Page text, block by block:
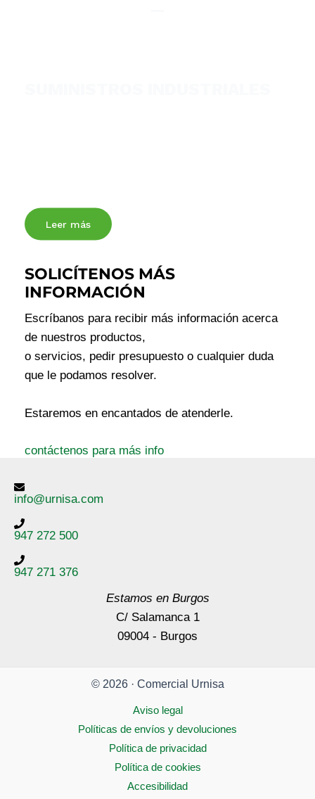
Leer más
SOLICÍTENOS MÁS
INFORMACIÓN
Escríbanos para recibir más información acerca
de nuestros productos,
o servicios, pedir presupuesto o cualquier duda
que le podamos resolver.
Estaremos en encantados de atenderle.
contáctenos para más info
info@urnisa.com
947 272 500
947 271 376
Estamos en Burgos
C/ Salamanca 1
09004 - Burgos
© 2026 · Comercial Urnisa
Aviso legal
Políticas de envíos y devoluciones
Política de privacidad
Política de cookies
Accesibilidad